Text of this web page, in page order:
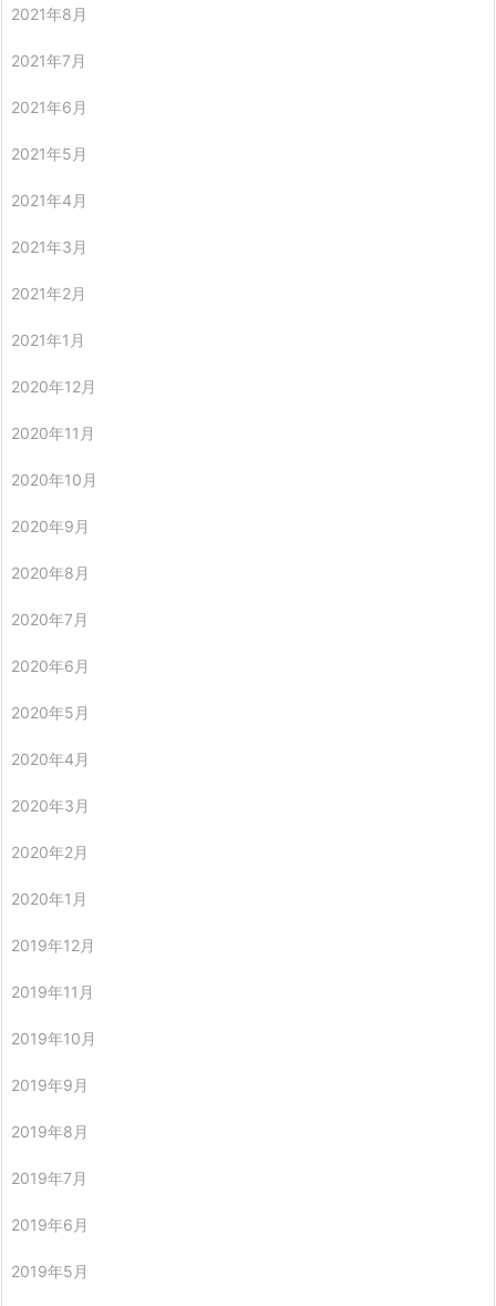
2021年8月
2021年7月
2021年6月
2021年5月
2021年4月
2021年3月
2021年2月
2021年1月
2020年12月
2020年11月
2020年10月
2020年9月
2020年8月
2020年7月
2020年6月
2020年5月
2020年4月
2020年3月
2020年2月
2020年1月
2019年12月
2019年11月
2019年10月
2019年9月
2019年8月
2019年7月
2019年6月
2019年5月